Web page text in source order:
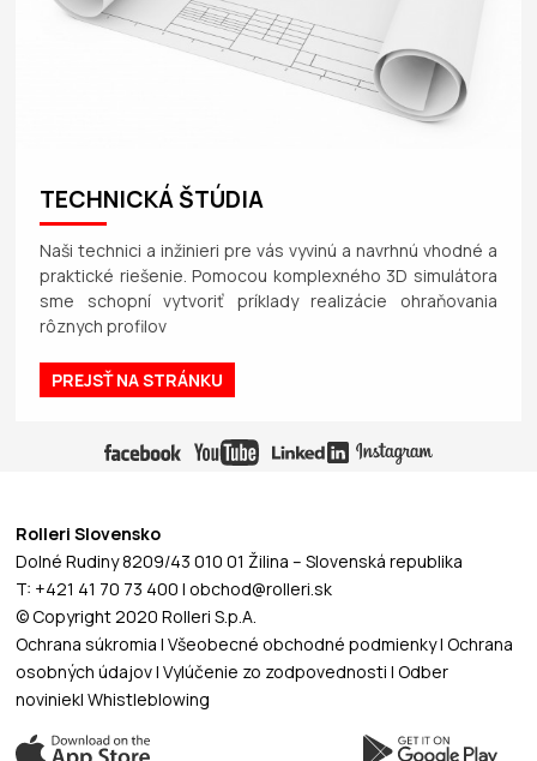
TECHNICKÁ ŠTÚDIA
Naši technici a inžinieri pre vás vyvinú a navrhnú vhodné a
praktické riešenie. Pomocou komplexného 3D simulátora
sme schopní vytvoriť príklady realizácie ohraňovania
rôznych profilov
PREJSŤ NA STRÁNKU
Rolleri Slovensko
Dolné Rudiny 8209/43 010 01 Žilina – Slovenská republika
T: +421 41 70 73 400 | obchod@rolleri.sk
© Copyright 2020 Rolleri S.p.A.
Ochrana súkromia |Všeobecné obchodné podmienky|Ochrana
osobných údajov|Vylúčenie zo zodpovednosti |Odber
noviniek|Whistleblowing